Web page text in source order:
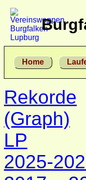
Home
Rekorde
(Graph)
LP
2025-